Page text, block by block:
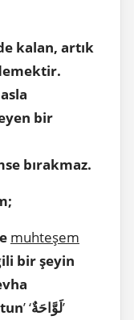
kalan, artık
asla
bir
bırakmaz.
muhteşem
bir şeyin
’ ‘لَوَّاحَةٌ’